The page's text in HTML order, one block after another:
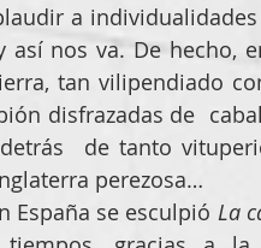
tan vilipendiado
disfrazadas de
de tanto
perezosa…
España se esculpió La